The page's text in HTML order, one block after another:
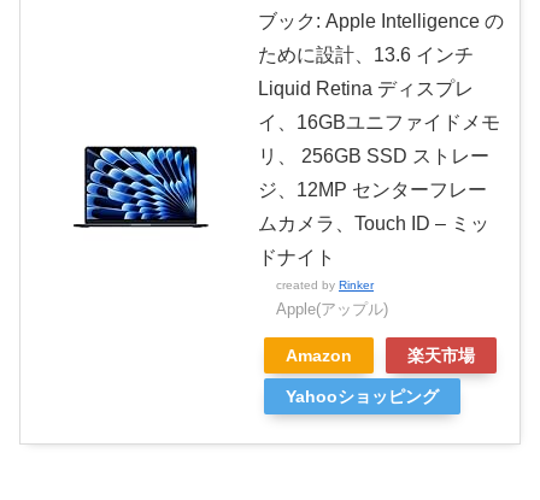
ブック: Apple Intelligence の
ために設計、13.6 インチ
Liquid Retina ディスプレ
イ、16GBユニファイドメモ
リ、 256GB SSD ストレー
ジ、12MP センターフレー
ムカメラ、Touch ID – ミッ
ドナイト
created by Rinker
Apple(アップル)
Amazon 楽天市場
Yahooショッピング